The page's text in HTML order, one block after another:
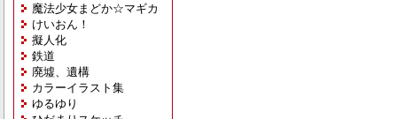
魔法少女まどか☆マギカ
けいおん！
擬人化
鉄道
廃墟、遺構
カラーイラスト集
ゆるゆり